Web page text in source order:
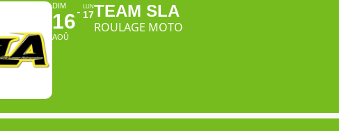
DIM
16
AOÛ
LUN
17TEAM SLA
ROULAGE MOTO